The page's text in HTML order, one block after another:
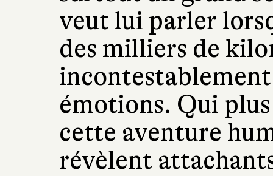
veut lui parler
des milliers de
émotions. Qui
cette aventure
révèlent